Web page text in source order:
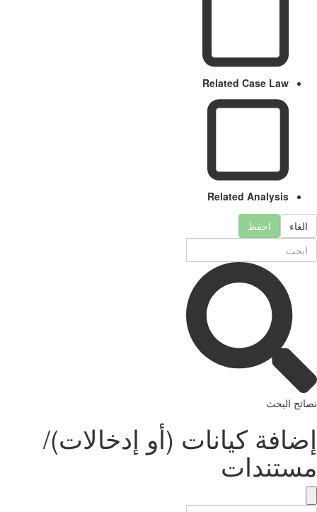
Related Case Law
Related Analysis
الغاء احفظ
نصائح البحث
إضافة كيانات (أو إدخالات)/
مستندات